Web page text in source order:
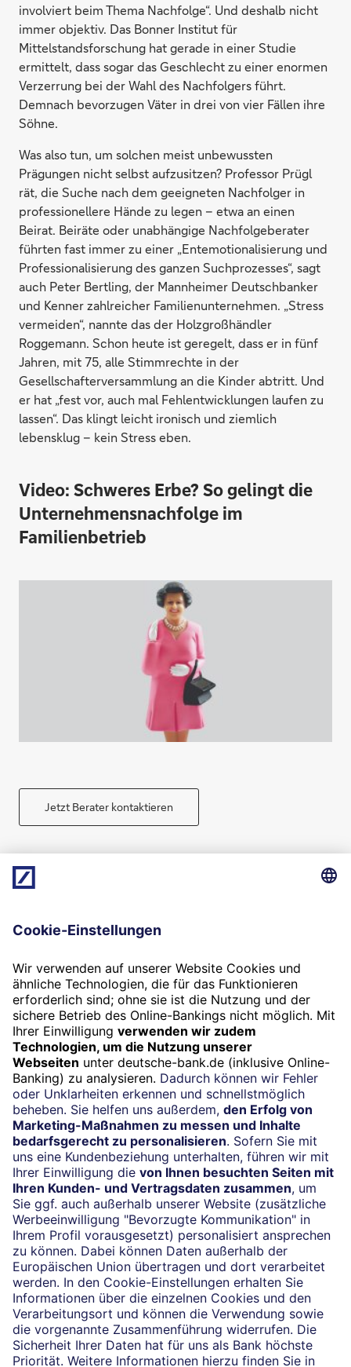
involviert beim Thema Nachfolge“. Und deshalb nicht
immer objektiv. Das Bonner Institut für
Mittelstandsforschung hat gerade in einer Studie
ermittelt, dass sogar das Geschlecht zu einer enormen
Verzerrung bei der Wahl des Nachfolgers führt.
Demnach bevorzugen Väter in drei von vier Fällen ihre
Söhne.
Was also tun, um solchen meist unbewussten
Prägungen nicht selbst aufzusitzen? Professor Prügl
rät, die Suche nach dem geeigneten Nachfolger in
professionellere Hände zu legen – etwa an einen
Beirat. Beiräte oder unabhängige Nachfolgeberater
führten fast immer zu einer „Entemotionalisierung und
Professionalisierung des ganzen Suchprozesses“, sagt
auch Peter Bertling, der Mannheimer Deutschbanker
und Kenner zahlreicher Familienunternehmen. „Stress
vermeiden“, nannte das der Holzgroßhändler
Roggemann. Schon heute ist geregelt, dass er in fünf
Jahren, mit 75, alle Stimmrechte in der
Gesellschafterversammlung an die Kinder abtritt. Und
er hat „fest vor, auch mal Fehlentwicklungen laufen zu
lassen“. Das klingt leicht ironisch und ziemlich
lebensklug – kein Stress eben.
Video: Schweres Erbe? So gelingt die
Unternehmensnachfolge im
Familienbetrieb
Jetzt Berater kontaktieren
results.
Das Unternehmer-Magazin der Deutschen
Bank 4-2015
Termin
Beratung vereinbaren
24/7-Kundenservice
(069) 910-100 61
Impressum
Konditionen und Preise
Rechtliche Hinweise